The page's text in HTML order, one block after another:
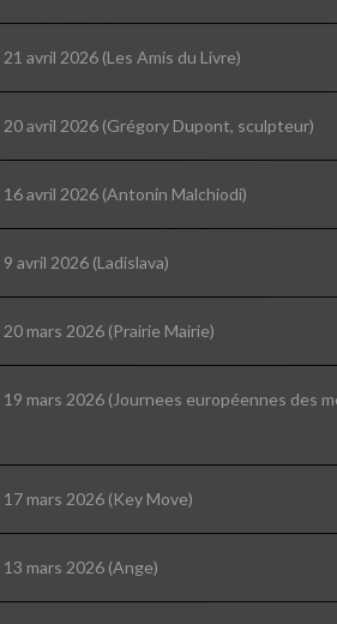
avril 2026 (Les Amis du Livre)
20 avril 2026 (Grégory Dupont, sculpteur)
16 avril 2026 (Antonin Malchiodi)
avril 2026 (Ladislava)
mars 2026 (Prairie Mairie)
19 mars 2026 (Journees européennes des
17 mars 2026 (Key Move)
mars 2026 (Ange)